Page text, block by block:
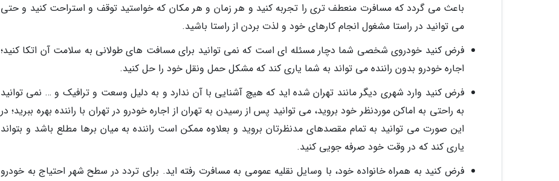
باعث می گردد که مسافرت منعطف تری را تجربه کنید و هر زمان و هر مکان که خواستید توقف و استراحت کنید و حتی
می توانید در راستا مشغول انجام کارهای خود و لذت بردن از راستا باشید.
فرض کنید خودروی شخصی شما دچار مسئله ای است که نمی توانید برای مسافت های طولانی به سلامت آن اتکا کنید؛
اجاره خودرو بدون راننده می تواند به شما یاری کند که مشکل حمل ونقل خود را حل کنید.
فرض کنید وارد شهری دیگر مانند تهران شده اید که هیچ آشنایی با آن ندارد و به دلیل وسعت و ترافیک و … نمی توانید
به راحتی به اماکن موردنظر خود بروید، می توانید پس از رسیدن به تهران از اجاره خودرو در تهران با راننده بهره ببرید؛ در
این صورت می توانید به تمام مقصدهای مدنظرتان بروید و بعلاوه ممکن است راننده به میان برها مطلع باشد و بتواند
یاری کند که در وقت خود صرفه جویی کنید.
فرض کنید به همراه خانواده خود، با وسایل نقلیه عمومی به مسافرت رفته اید. برای تردد در سطح شهر احتیاج به خودرو